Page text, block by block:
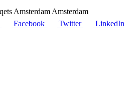
Amsterdam
Facebook Twitter LinkedIn